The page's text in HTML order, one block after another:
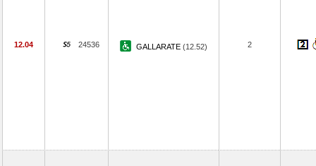
12.04 24536 GALLARATE (12.52) 2